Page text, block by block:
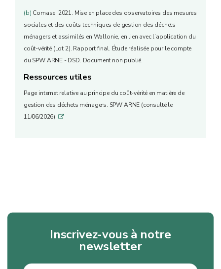
(b) Comase, 2021. Mise en place des observatoires des mesures
sociales et des coûts techniques de gestion des déchets
ménagers et assimilés en Wallonie, en lien avec l’application du
coût-vérité (Lot 2). Rapport final. Étude réalisée pour le compte
du SPW ARNE - DSD. Document non publié.
Ressources utiles
Page internet relative au principe du coût-vérité en matière de
gestion des déchets ménagers. SPW ARNE (consulté le
11/06/2026). q
Inscrivez-vous à notre
newsletter